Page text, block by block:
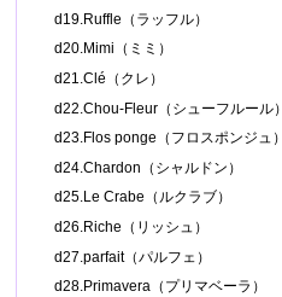
d19.Ruffle（ラッフル）
d20.Mimi（ミミ）
d21.Clé（クレ）
d22.Chou-Fleur（シューフルール）
d23.Flos ponge（フロスポンジュ）
d24.Chardon（シャルドン）
d25.Le Crabe（ルクラブ）
d26.Riche（リッシュ）
d27.parfait（パルフェ）
d28.Primavera（プリマベーラ）